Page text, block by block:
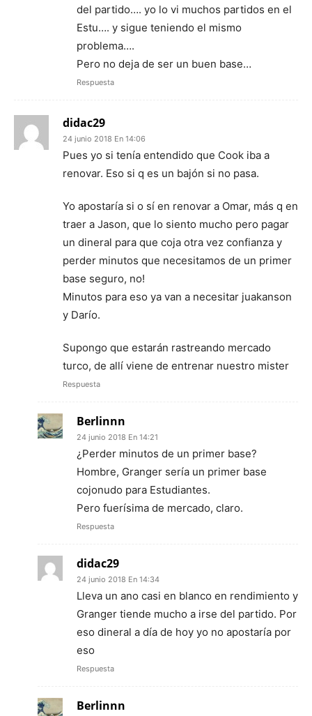
del partido…. yo lo vi muchos partidos en el
Estu…. y sigue teniendo el mismo
problema….
Pero no deja de ser un buen base…
Respuesta
didac29
24 junio 2018 En 14:06
Pues yo si tenía entendido que Cook iba a
renovar. Eso si q es un bajón si no pasa.
Yo apostaría si o sí en renovar a Omar, más q en
traer a Jason, que lo siento mucho pero pagar
un dineral para que coja otra vez confianza y
perder minutos que necesitamos de un primer
base seguro, no!
Minutos para eso ya van a necesitar juakanson
y Darío.
Supongo que estarán rastreando mercado
turco, de allí viene de entrenar nuestro mister
Respuesta
Berlinnn
24 junio 2018 En 14:21
¿Perder minutos de un primer base?
Hombre, Granger sería un primer base
cojonudo para Estudiantes.
Pero fuerísima de mercado, claro.
Respuesta
didac29
24 junio 2018 En 14:34
Lleva un ano casi en blanco en rendimiento y
Granger tiende mucho a irse del partido. Por
eso dineral a día de hoy yo no apostaría por
eso
Respuesta
Berlinnn